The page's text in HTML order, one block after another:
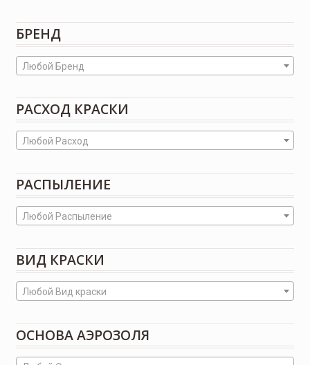
БРЕНД
Любой Бренд
РАСХОД КРАСКИ
Любой Расход
РАСПЫЛЕНИЕ
Любой Распыление
ВИД КРАСКИ
Любой Вид краски
ОСНОВА АЭРОЗОЛЯ